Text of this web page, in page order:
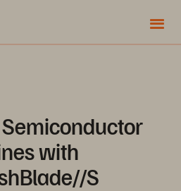
with
S